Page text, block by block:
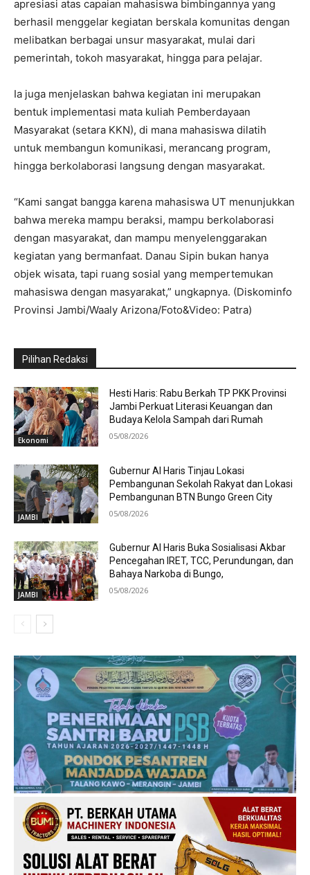
apresiasi atas capaian mahasiswa bimbingannya yang
berhasil menggelar kegiatan berskala komunitas dengan
melibatkan berbagai unsur masyarakat, mulai dari
pemerintah, tokoh masyarakat, hingga para pelajar.
Ia juga menjelaskan bahwa kegiatan ini merupakan
bentuk implementasi mata kuliah Pemberdayaan
Masyarakat (setara KKN), di mana mahasiswa dilatih
untuk membangun komunikasi, merancang program,
hingga berkolaborasi langsung dengan masyarakat.
“Kami sangat bangga karena mahasiswa UT menunjukkan
bahwa mereka mampu beraksi, mampu berkolaborasi
dengan masyarakat, dan mampu menyelenggarakan
kegiatan yang bermanfaat. Danau Sipin bukan hanya
objek wisata, tapi ruang sosial yang mempertemukan
mahasiswa dengan masyarakat,” ungkapnya. (Diskominfo
Provinsi Jambi/Waaly Arizona/Foto&Video: Patra)
Pilihan Redaksi
Ekonomi
Hesti Haris: Rabu Berkah TP PKK Provinsi
Jambi Perkuat Literasi Keuangan dan
Budaya Kelola Sampah dari Rumah
05/08/2026
JAMBI
Gubernur Al Haris Tinjau Lokasi
Pembangunan Sekolah Rakyat dan Lokasi
Pembangunan BTN Bungo Green City
05/08/2026
JAMBI
Gubernur Al Haris Buka Sosialisasi Akbar
Pencegahan IRET, TCC, Perundungan, dan
Bahaya Narkoba di Bungo,
05/08/2026